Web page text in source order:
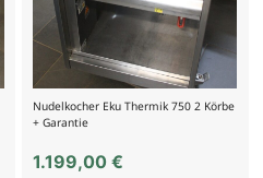
Nudelkocher Eku Thermik 750 2 Körbe
+ Garantie
1.199,00€